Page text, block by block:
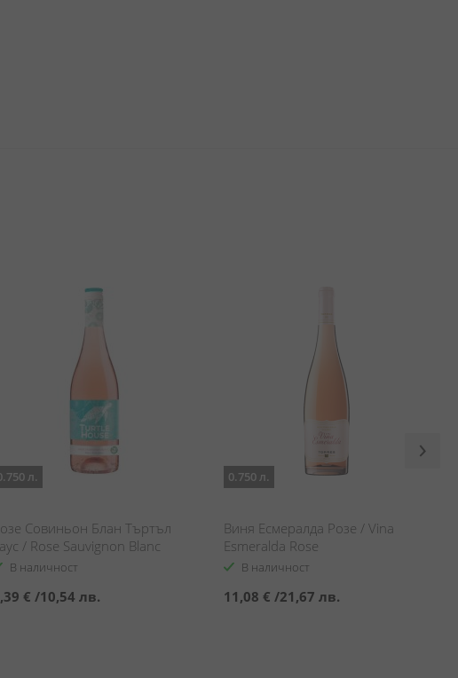
л.
Совиньон Блан Търтъл
/ Rose Sauvignon Blanc
House
В наличност
€ /10,54 лв.
0.750 л.
Виня Есмералда Розе / Vina
Esmeralda Rose
В наличност
11,08 € /21,67 лв.